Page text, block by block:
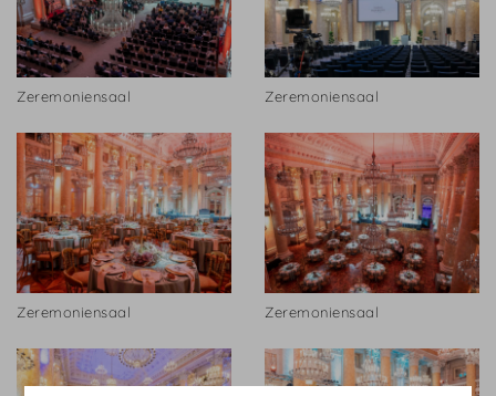
Zeremoniensaal Zeremoniensaal
Zeremoniensaal Zeremoniensaal